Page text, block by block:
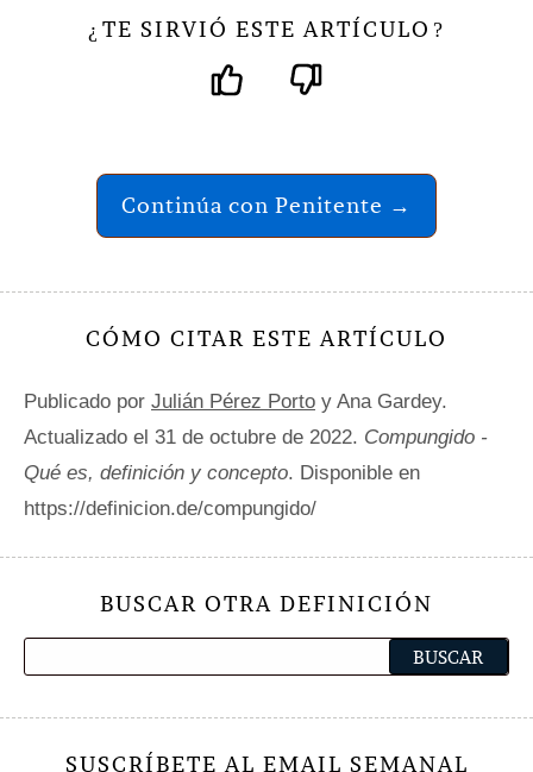
¿ TE SIRVIÓ ESTE ARTÍCULO ?
Continúa con Penitente →
CÓMO CITAR ESTE ARTÍCULO
Publicado por Julián Pérez Porto y Ana Gardey.
Actualizado el 31 de octubre de 2022. Compungido -
Qué es, definición y concepto. Disponible en
https://definicion.de/compungido/
BUSCAR OTRA DEFINICIÓN
SUSCRÍBETE AL EMAIL SEMANAL